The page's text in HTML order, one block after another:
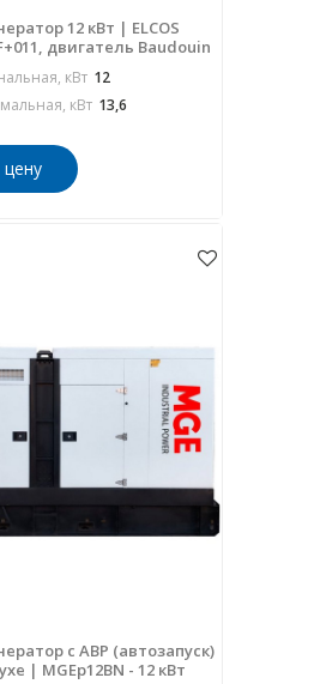
12 кВт | ELCOS
двигатель Baudouin
кВт 12
кВт 13,6
с АВР (автозапуск)
| MGEp12BN - 12 кВт